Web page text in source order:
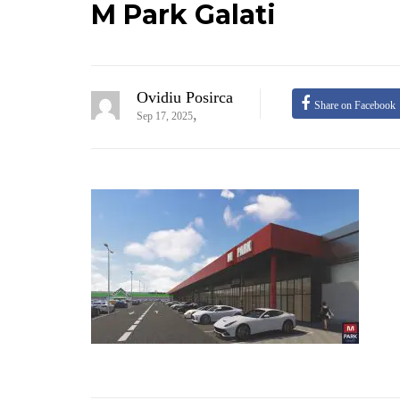
M Park Galati
Ovidiu Posirca
Sep 17, 2025, Share on Facebook